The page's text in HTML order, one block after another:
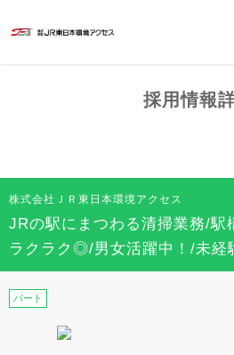
採用情報
株式会社ＪＲ東日本環境アクセス
JRの駅にまつわる清掃業務/駅
ラクラク◎/男女活躍中！/未経
パート